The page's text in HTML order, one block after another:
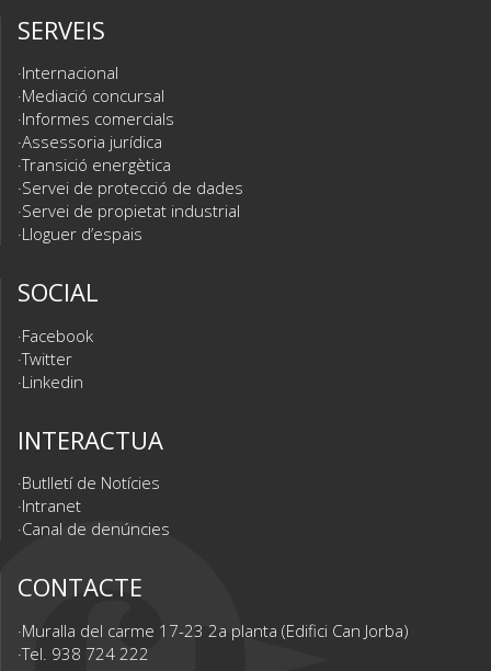
SERVEIS
Internacional
Mediació concursal
Informes comercials
Assessoria jurídica
Transició energètica
Servei de protecció de dades
Servei de propietat industrial
Lloguer d’espais
SOCIAL
Facebook
Twitter
Linkedin
INTERACTUA
Butlletí de Notícies
Intranet
Canal de denúncies
CONTACTE
Muralla del carme 17-23 2a planta (Edifici Can Jorba)
Tel. 938 724 222